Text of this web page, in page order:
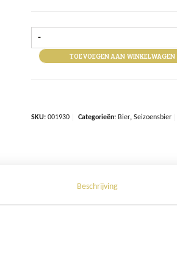
-
TOEVOEGEN AAN WINKELWAGEN
SKU:001930 Categorieën: Bier,Seizoensbier
Beschrijving